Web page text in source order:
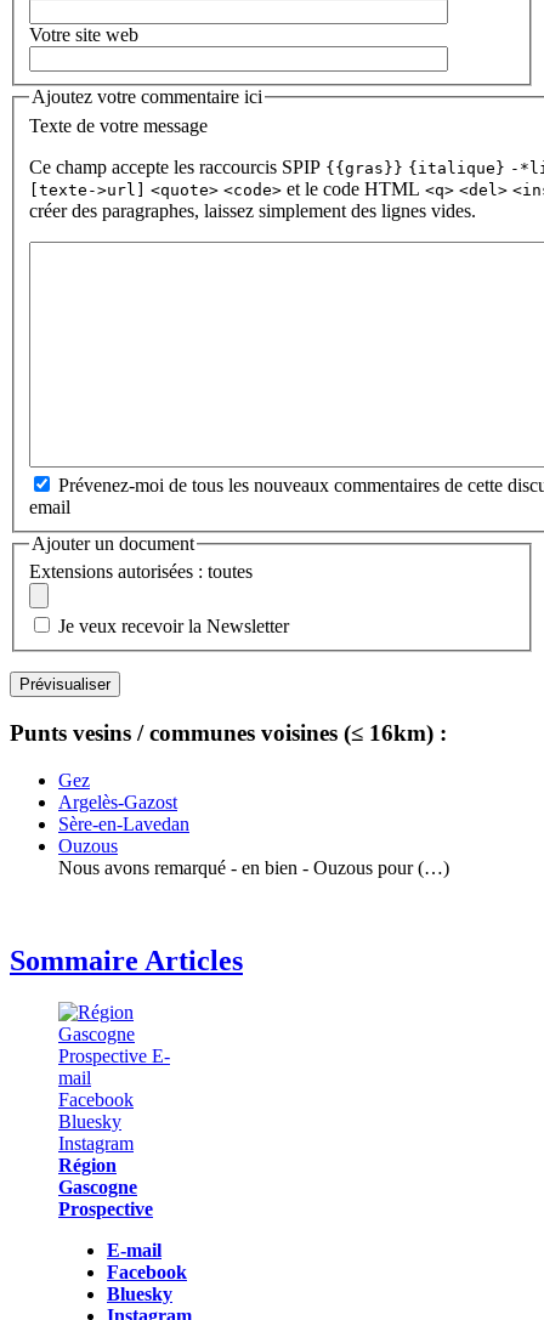
Votre site web
Ajoutez votre commentaire ici
Texte de votre message
Ce champ accepte les raccourcis SPIP {{gras}} {italique} -
[texte->url] <quote> <code> et le code HTML <q> <del>
créer des paragraphes, laissez simplement des lignes vides.
Prévenez-moi de tous les nouveaux commentaires de cette
email
Ajouter un document
Extensions autorisées : toutes
Je veux recevoir la Newsletter
Punts vesins / communes voisines (≤ 16km) :
Gez
Argelès-Gazost
Sère-en-Lavedan
Ouzous
Nous avons remarqué - en bien - Ouzous pour (…)
Sommaire Articles
Région
Gascogne
Prospective
E-mail
Facebook
Bluesky
Instagram